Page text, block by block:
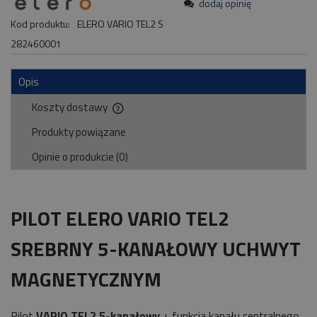
Kod produktu: ELERO VARIO TEL2 S
282460001
dodaj opinię
Opis
Koszty dostawy
Cena nie zawiera ewentualnych kosztów płatności
Produkty powiązane
Opinie o produkcie (0)
PILOT ELERO VARIO TEL2
SREBRNY 5-KANAŁOWY UCHWYT
MAGNETYCZNYM